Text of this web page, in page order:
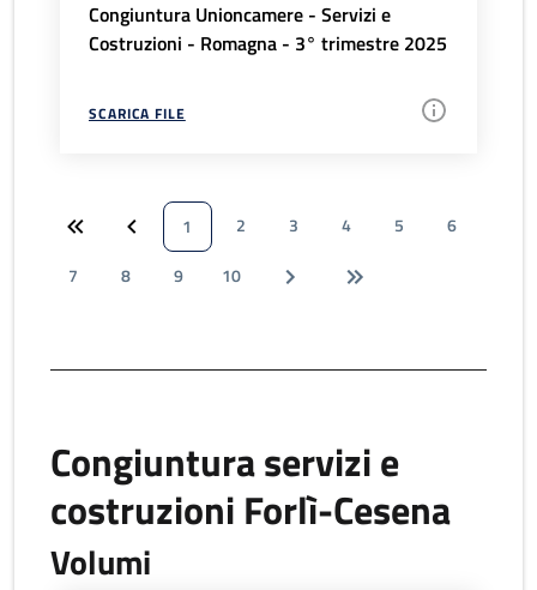
Congiuntura Unioncamere - Servizi e
Costruzioni - Romagna - 3° trimestre 2025
SCARICA FILE
1 2 3 4 5
6
7
8 9 10
Congiuntura servizi e
costruzioni Forlì-Cesena
Volumi